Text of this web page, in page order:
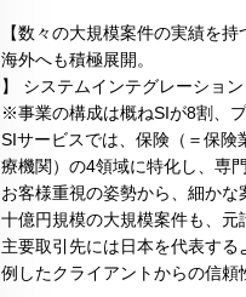
【数々の大規模案件の実績を持
海外へも積極展開。
】 システムインテグレーショ
※事業の構成は概ねSIが8割、プ
SIサービスでは、保険（＝保
療機関）の4領域に特化し、専
お客様重視の姿勢から、細か
十億円規模の大規模案件も、元
主要取引先には日本を代表す
例したクライアントからの信頼